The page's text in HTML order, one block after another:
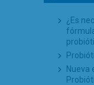
¿Es
Nueva